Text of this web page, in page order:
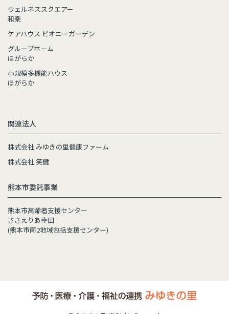
ウェルネススクエアー
和楽
ケアハウス ピオニーガーデン
グループホーム
ほがらか
小規模多機能ハウス
ほがらか
関連法人
株式会社 みゆきの里健康ファーム
株式会社 笑健
熊本市委託事業
熊本市高齢者支援センター
ささえりあ幸田
(熊本市南2地域包括支援センター)